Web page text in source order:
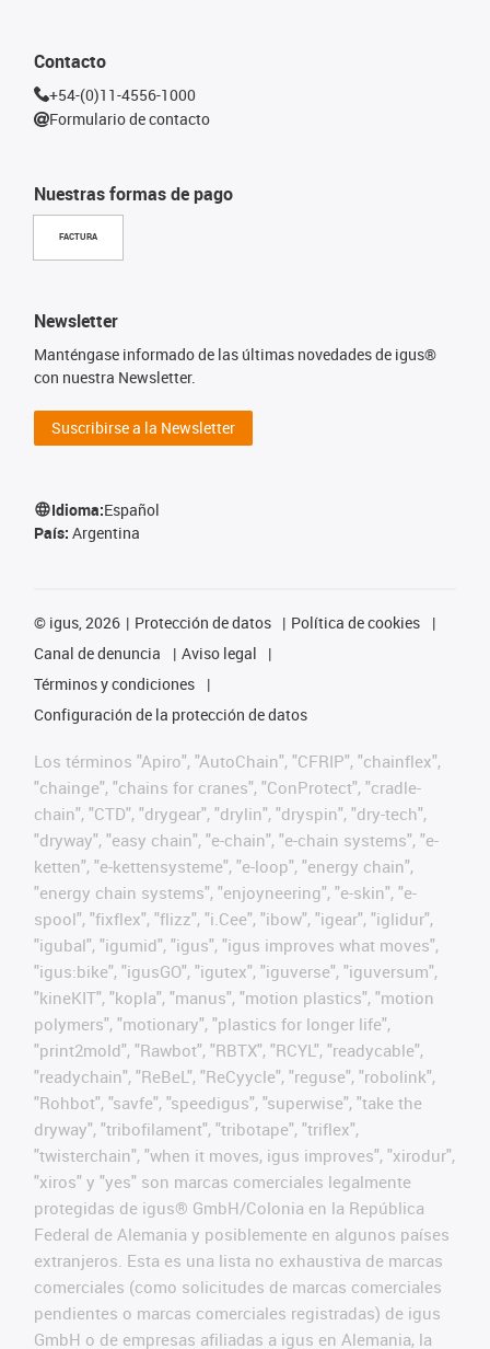
Nuestras formas de pago
FACTURA
Contacto
+54-(0)11-4556-1000
Formulario de contacto
Newsletter
Manténgase informado de las últimas novedades de igus®
con nuestra Newsletter.
Suscribirse a la Newsletter
Idioma:Español
País: Argentina
© igus, 2026 Protección de datos
Política de cookies
Canal de denuncia
Aviso legal
Términos y condiciones
Configuración de la protección de datos
Los términos "Apiro", "AutoChain", "CFRIP", "chainflex",
"chainge", "chains for cranes", "ConProtect", "cradle-
chain", "CTD", "drygear", "drylin", "dryspin", "dry-tech",
"dryway", "easy chain", "e-chain", "e-chain systems", "e-
ketten", "e-kettensysteme", "e-loop", "energy chain",
"energy chain systems", "enjoyneering", "e-skin", "e-
spool", "fixflex", "flizz", "i.Cee", "ibow", "igear", "iglidur",
"igubal", "igumid", "igus", "igus improves what moves",
"igus:bike", "igusGO", "igutex", "iguverse", "iguversum",
"kineKIT", "kopla", "manus", "motion plastics", "motion
polymers", "motionary", "plastics for longer life",
"print2mold", "Rawbot", "RBTX", "RCYL", "readycable",
"readychain", "ReBeL", "ReCyycle", "reguse", "robolink",
"Rohbot", "savfe", "speedigus", "superwise", "take the
dryway", "tribofilament", "tribotape", "triflex",
"twisterchain", "when it moves, igus improves", "xirodur",
"xiros" y "yes" son marcas comerciales legalmente
protegidas de igus® GmbH/Colonia en la República
Federal de Alemania y posiblemente en algunos países
extranjeros. Esta es una lista no exhaustiva de marcas
comerciales (como solicitudes de marcas comerciales
pendientes o marcas comerciales registradas) de igus
GmbH o de empresas afiliadas a igus en Alemania, la